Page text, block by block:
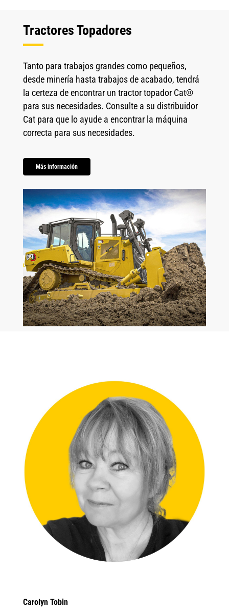
Tractores Topadores
Tanto para trabajos grandes como pequeños,
desde minería hasta trabajos de acabado, tendrá
la certeza de encontrar un tractor topador Cat®
para sus necesidades. Consulte a su distribuidor
Cat para que lo ayude a encontrar la máquina
correcta para sus necesidades.
Más información
Carolyn Tobin